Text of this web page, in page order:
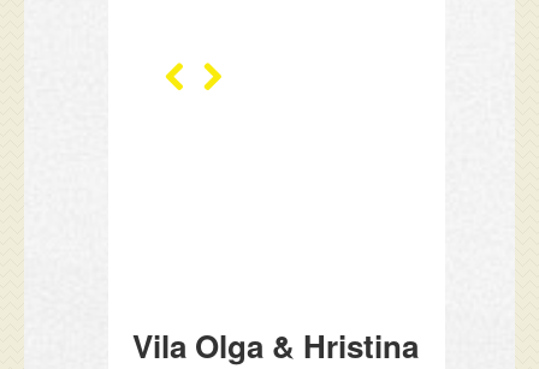
Vila Olga & Hristina